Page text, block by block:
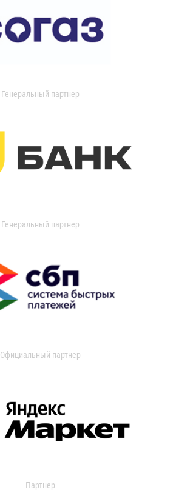
Генеральный партнер
Генеральный партнер
Официальный партнер
Партнер